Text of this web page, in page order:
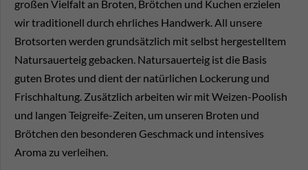
großen Vielfalt an Broten, Brötchen und Kuchen erzielen
wir traditionell durch ehrliches Handwerk. All unsere
Brotsorten werden grundsätzlich mit selbst hergestelltem
Natursauerteig gebacken. Natursauerteig ist die Basis
guten Brotes und dient der natürlichen Lockerung und
Frischhaltung. Zusätzlich arbeiten wir mit Weizen-Poolish
und langen Teigreife-Zeiten, um unseren Broten und
Brötchen den besonderen Geschmack und intensives
Aroma zu verleihen.